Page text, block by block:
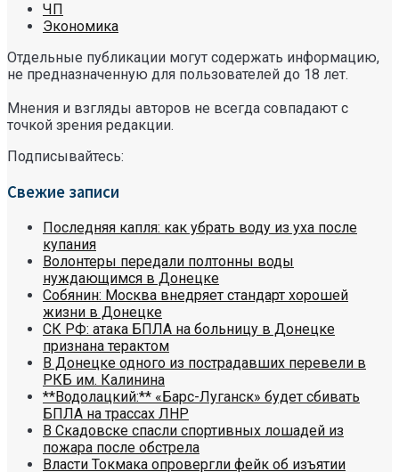
ЧП
Экономика
Отдельные публикации могут содержать информацию,
не предназначенную для пользователей до 18 лет.
Мнения и взгляды авторов не всегда совпадают с
точкой зрения редакции.
Подписывайтесь:
Свежие записи
Последняя капля: как убрать воду из уха после
купания
Волонтеры передали полтонны воды
нуждающимся в Донецке
Собянин: Москва внедряет стандарт хорошей
жизни в Донецке
СК РФ: атака БПЛА на больницу в Донецке
признана терактом
В Донецке одного из пострадавших перевели в
РКБ им. Калинина
**Водолацкий:** «Барс-Луганск» будет сбивать
БПЛА на трассах ЛНР
В Скадовске спасли спортивных лошадей из
пожара после обстрела
Власти Токмака опровергли фейк об изъятии